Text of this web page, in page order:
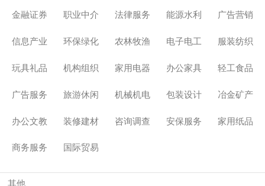
金融证券 职业中介 法律服务 能源水利 广告营销
信息产业 环保绿化 农林牧渔 电子电工 服装纺织
玩具礼品 机构组织 家用电器 办公家具 轻工食品
广告服务 旅游休闲 机械机电 包装设计 冶金矿产
办公文教 装修建材 咨询调查 安保服务 家用纸品
商务服务 国际贸易
其他